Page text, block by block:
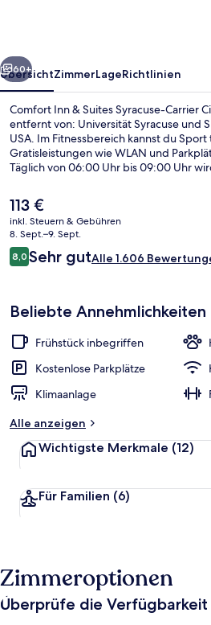
Circle
Weiter
60+
ÜbersichtZimmerLageRichtlinien
Comfort Inn & Suites Syracuse-Carrier
entfernt von: Universität Syracuse und
USA. Im Fitnessbereich kannst du
Gratisleistungen wie WLAN und
Täglich von 06:00 Uhr bis 09:00 Uhr
höchstens 10 Minuten entfernt: The
Theatre. Die bequemen Betten und das
erhalten tolle Bewertungen von anderen
Der
aktuelle
Preis
beträgt
113 €.
113 €
inkl. Steuern & Gebühren
8. Sept.–9. Sept.
Bewertungen
8,08,0 von 10.
Sehr gutAlle 1.606
Beliebte Annehmlichkeiten
Frühstück inbegriffen
Kostenlose Parkplätze
Klimaanlage
Alle anzeigen
Wichtigste Merkmale (12)
Für Familien (6)
Zimmeroptionen
Überprüfe die